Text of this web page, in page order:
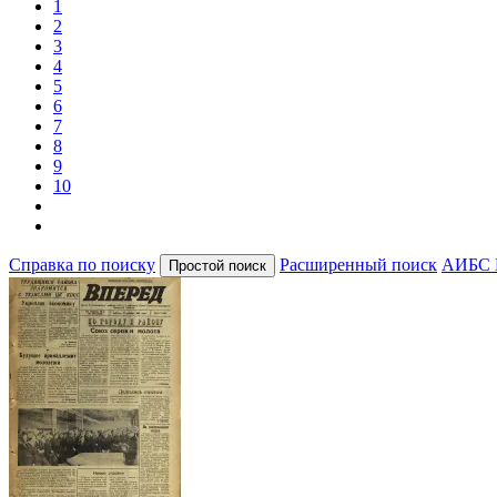
1
2
3
4
5
6
7
8
9
10
Справка по поиску Расширенный поиск АИБС